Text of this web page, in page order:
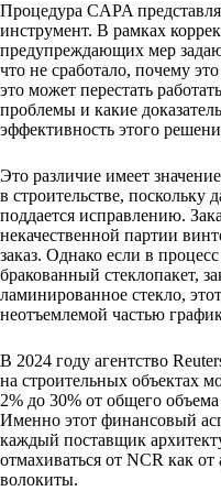
Процедура CAPA
инструмент. В рамках
предупреждающих мер
что не сработало, почему
это может перестать
проблемы и какие
эффективность этого
Это различие имеет
в строительстве, поскольку
поддается исправлению.
некачественной партии
заказ. Однако если в
бракованный стеклопакет,
ламинированное стекло,
неотъемлемой частью
В 2024 году агентство
на строительных объектах
2% до 30% от общего объема
Именно этот финансовый
каждый поставщик
отмахиваться от NCR как
волокиты.